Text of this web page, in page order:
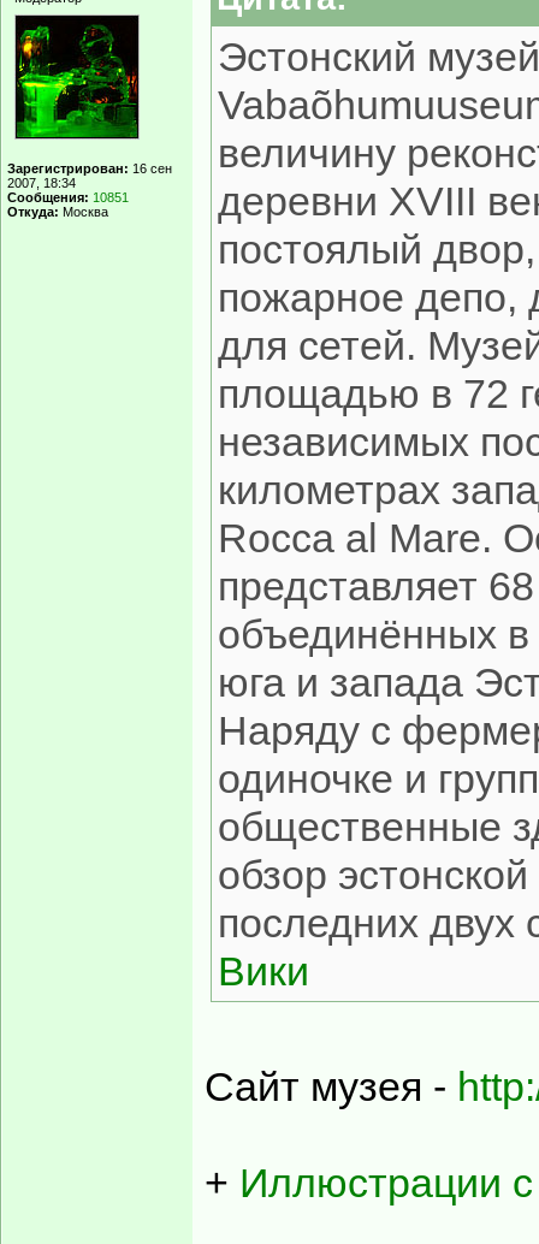
Зарегистрирован: 16 сен
2007, 18:34
Сообщения: 10851
Откуда: Москва
Эстонский
величину
деревни XVIII
постоялый
пожарное депо,
для сетей.
площадью в 72
независимых
километрах
Rocca al Mare.
представляет
объединённых в
юга и запада
Наряду с
одиночке и
общественные
обзор
последних двух
Вики
Сайт музея -
+ Иллюстрации